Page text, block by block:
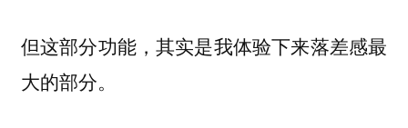
但这部分功能，其实是我体验下来落差感最
大的部分。